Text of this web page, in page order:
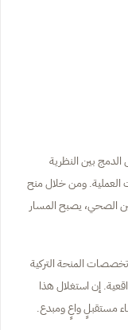
الدمج بين النظرية
العملية. ومن خلال منح
الصحي، يصبح المسار
المنحة التركية
إن استغلال هذا
مستقبلٍ واعٍ ومبدع.